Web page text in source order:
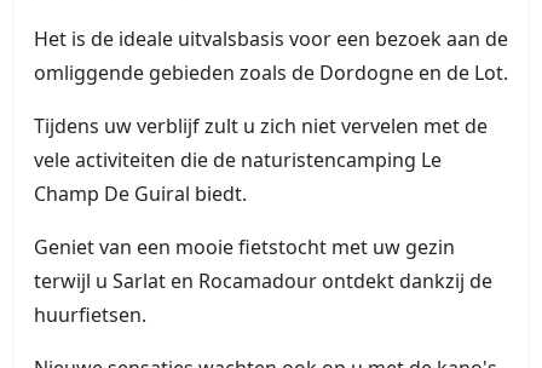
Het is de ideale uitvalsbasis voor een bezoek aan de
omliggende gebieden zoals de Dordogne en de Lot.
Tijdens uw verblijf zult u zich niet vervelen met de
vele activiteiten die de naturistencamping Le
Champ De Guiral biedt.
Geniet van een mooie fietstocht met uw gezin
terwijl u Sarlat en Rocamadour ontdekt dankzij de
huurfietsen.